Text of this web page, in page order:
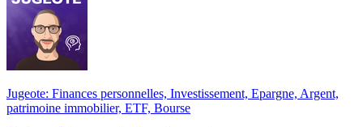
Jugeote: Finances personnelles, Investissement, Epargne, Argent,
patrimoine immobilier, ETF, Bourse